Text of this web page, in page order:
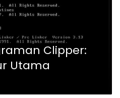
Clipper:
Utama